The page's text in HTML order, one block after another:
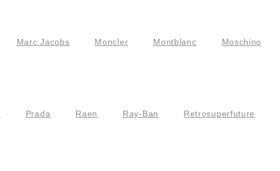
Marc Jacobs Moncler Montblanc Moschino
Prada Raen Ray-Ban Retrosuperfuture